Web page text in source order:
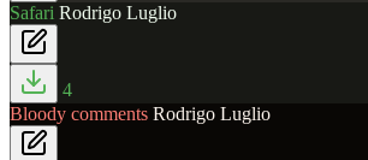
Safari Rodrigo Luglio
4
Bloody comments Rodrigo Luglio